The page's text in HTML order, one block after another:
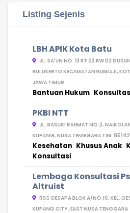
Listing Sejenis
LBH APIK Kota Batu
JL. SA'UN NO. 13 RT 03 RW 02
BULUKERTO KECAMATAN BUMIAJI,
JAWA TIMUR
Bantuan Hukum
PKBI NTT
JL. BASUKI RAHMAT NO.2,
KUPANG, NUSA TENGGARA TIM.
Kesehatan Khusus Anak
Konsultasi
Lembaga Konsultasi
Altruist
RSS OESAPA BLOK A/NO.10, KEL,
KUPANG CITY, EAST NUSA TENGGARA